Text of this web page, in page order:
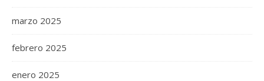
marzo 2025
febrero 2025
enero 2025